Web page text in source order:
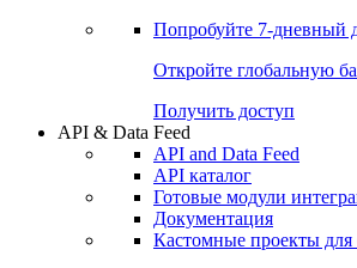
Попробуйте 7-дневный
Откройте глобальную
Получить доступ
API & Data Feed
API and Data Feed
API каталог
Готовые модули
Документация
Кастомные проекты для